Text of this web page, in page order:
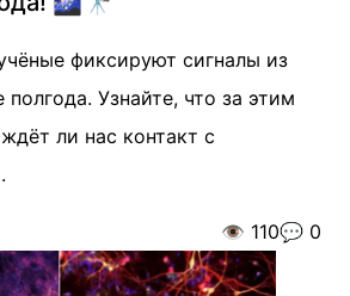
фиксируют сигналы из
Узнайте, что за этим
ли нас контакт с
👁️ 110💬 0